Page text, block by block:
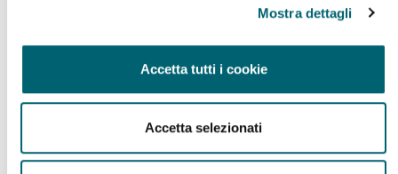
Mostra dettagli
Accetta tutti i cookie
Accetta selezionati
Previene la progresión de la infección hacia
Facilita la toma de leche durante la lactancia.
Modalidades de realización del lavado
nasal